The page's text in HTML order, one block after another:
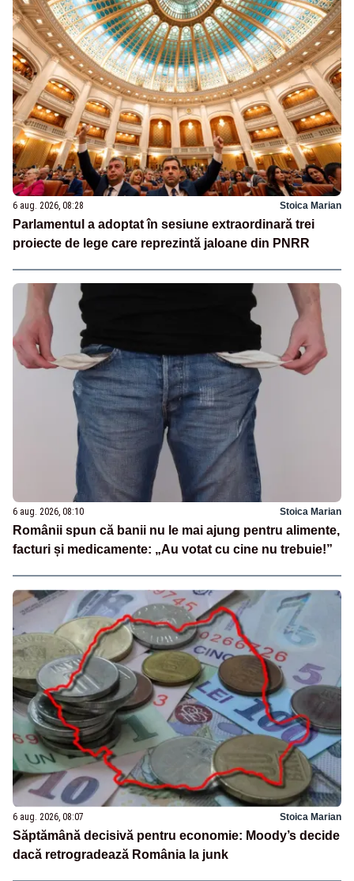
6 aug. 2026, 08:28 Stoica Marian
Parlamentul a adoptat în sesiune extraordinară trei
proiecte de lege care reprezintă jaloane din PNRR
6 aug. 2026, 08:10 Stoica Marian
Românii spun că banii nu le mai ajung pentru alimente,
facturi și medicamente: „Au votat cu cine nu trebuie!”
6 aug. 2026, 08:07 Stoica Marian
Săptămână decisivă pentru economie: Moody’s decide
dacă retrogradează România la junk